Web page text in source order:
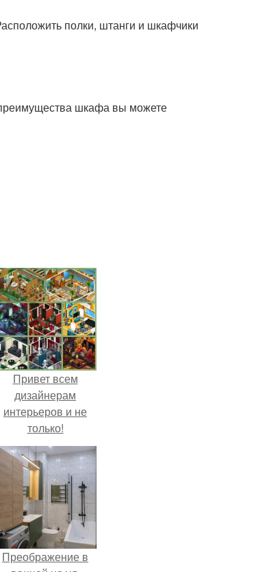
полки, штанги и шкафчики
шкафа вы можете
Привет всем
дизайнерам
интерьеров и не
только!
Преображение в